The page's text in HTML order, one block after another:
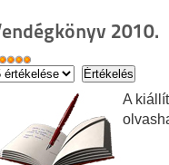
2010.
A